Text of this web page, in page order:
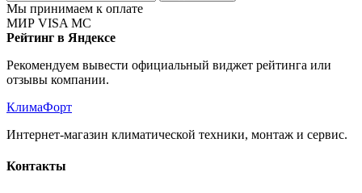
Мы принимаем к оплате
МИР VISA MC
Рейтинг в Яндексе
Рекомендуем вывести официальный виджет рейтинга или
отзывы компании.
КлимаФорт
Интернет-магазин климатической техники, монтаж и сервис.
Контакты